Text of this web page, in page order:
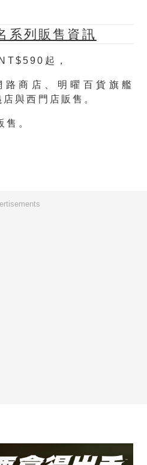
系列販售資訊
起，
商店、明曜百貨旗艦
與西門店販售。
售。